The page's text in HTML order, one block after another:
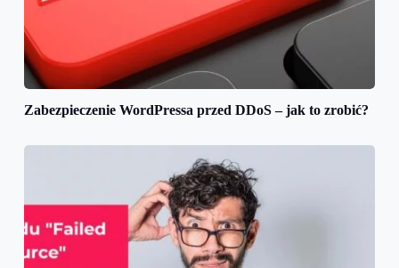
Zabezpieczenie WordPressa przed DDoS – jak to zrobić?